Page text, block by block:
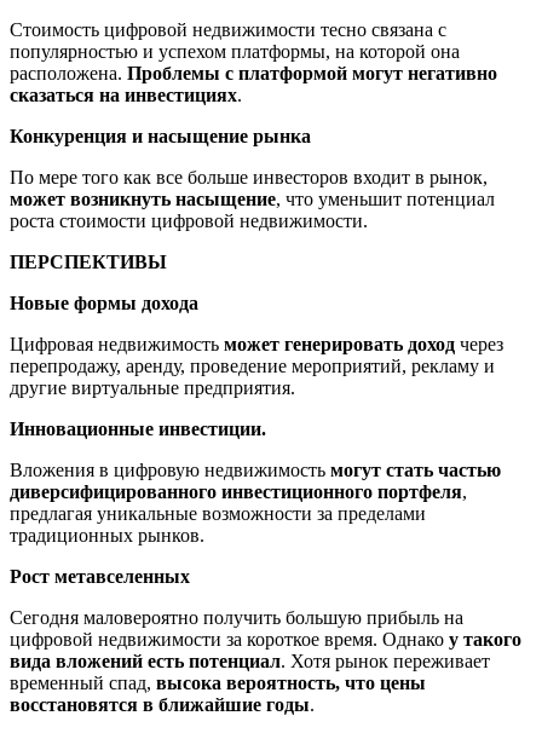
Стоимость цифровой недвижимости тесно связана с
популярностью и успехом платформы, на которой она
расположена. Проблемы с платформой могут негативно
сказаться на инвестициях.
Конкуренция и насыщение рынка
По мере того как все больше инвесторов входит в рынок,
может возникнуть насыщение, что уменьшит потенциал
роста стоимости цифровой недвижимости.
ПЕРСПЕКТИВЫ
Новые формы дохода
Цифровая недвижимость может генерировать доход через
перепродажу, аренду, проведение мероприятий, рекламу и
другие виртуальные предприятия.
Инновационные инвестиции.
Вложения в цифровую недвижимость могут стать частью
диверсифицированного инвестиционного портфеля,
предлагая уникальные возможности за пределами
традиционных рынков.
Рост метавселенных
Сегодня маловероятно получить большую прибыль на
цифровой недвижимости за короткое время. Однако у такого
вида вложений есть потенциал. Хотя рынок переживает
временный спад, высока вероятность, что цены
восстановятся в ближайшие годы.